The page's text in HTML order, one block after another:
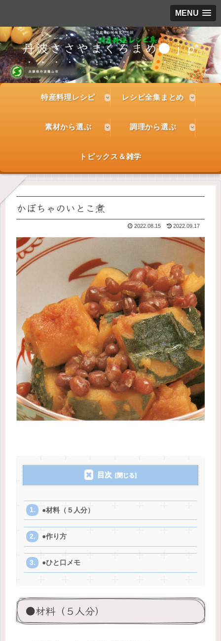
MENU
丹波ささやまくろまめ●ｊｐ
特産料理レシピ レシピ全集まとめ
素材から選ぶ 調理から選ぶ
トピックス＆雑学
かぼちゃのいとこ煮
2022.08.15 2022.09.17
目次
●材料（５人分）
●作り方
●ひと口メモ
●材料（５人分）